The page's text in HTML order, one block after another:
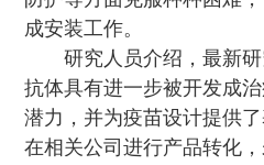
成安装工作。
研究人员介绍，最新
抗体具有进一步被开发成
潜力，并为疫苗设计提供
在相关公司进行产品转化